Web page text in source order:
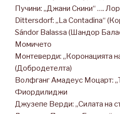
Пучини: „Джани Скики“ ….
Dittersdorf: „La Contadina“
Sándor Balassa (Шандор
Момичето
Монтеверди: „Коронацията
(Добродетелта)
Волфганг Амадеус Моцарт:
Фиордилиджи
Джузепе Верди: „Силата на